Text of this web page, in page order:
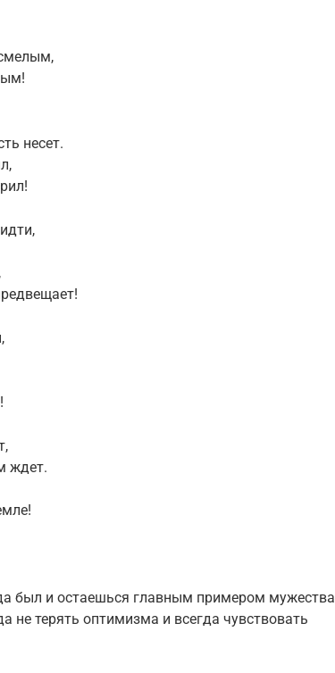
несет.
ждет.
был и остаешься главным примером мужества
не терять оптимизма и всегда чувствовать